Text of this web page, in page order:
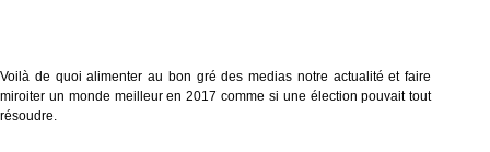
Voilà de quoi alimenter au bon gré des medias notre actualité et faire
miroiter un monde meilleur en 2017 comme si une élection pouvait tout
résoudre.